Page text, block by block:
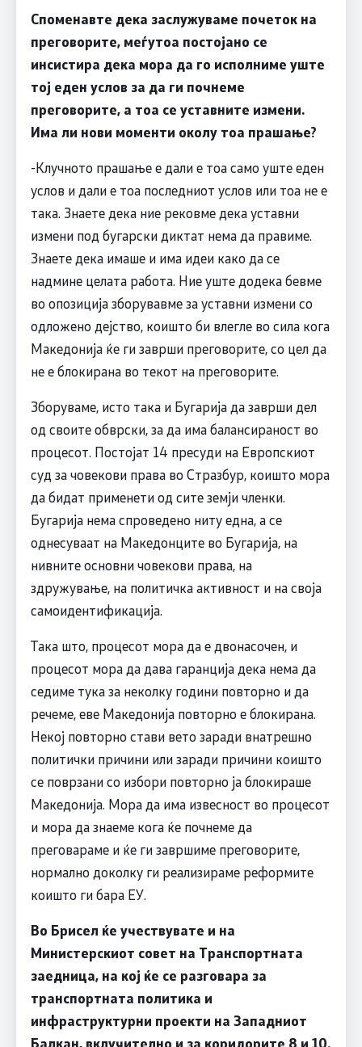
Споменавте дека заслужуваме почеток на
преговорите, меѓутоа постојано се
инсистира дека мора да го исполниме уште
тој еден услов за да ги почнеме
преговорите, а тоа се уставните измени.
Има ли нови моменти околу тоа прашање?
-Клучното прашање е дали е тоа само уште еден
услов и дали е тоа последниот услов или тоа не е
така. Знаете дека ние рековме дека уставни
измени под бугарски диктат нема да правиме.
Знаете дека имаше и има идеи како да се
надмине целата работа. Ние уште додека бевме
во опозиција зборувавме за уставни измени со
одложено дејство, коишто би влегле во сила кога
Македонија ќе ги заврши преговорите, со цел да
не е блокирана во текот на преговорите.
Зборуваме, исто така и Бугарија да заврши дел
од своите обврски, за да има балансираност во
процесот. Постојат 14 пресуди на Европскиот
суд за човекови права во Стразбур, коишто мора
да бидат применети од сите земји членки.
Бугарија нема спроведено ниту една, а се
однесуваат на Македонците во Бугарија, на
нивните основни човекови права, на
здружување, на политичка активност и на своја
самоидентификација.
Така што, процесот мора да е двонасочен, и
процесот мора да дава гаранција дека нема да
седиме тука за неколку години повторно и да
речеме, еве Македонија повторно е блокирана.
Некој повторно стави вето заради внатрешно
политички причини или заради причини коишто
се поврзани со избори повторно ја блокираше
Македонија. Мора да има извесност во процесот
и мора да знаеме кога ќе почнеме да
преговараме и ќе ги завршиме преговорите,
нормално доколку ги реализираме реформите
коишто ги бара ЕУ.
Во Брисел ќе учествувате и на
Министерскиот совет на Транспортната
заедница, на кој ќе се разговара за
транспортната политика и
инфраструктурни проекти на Западниот
Балкан, вклучително и за коридорите 8 и 10.